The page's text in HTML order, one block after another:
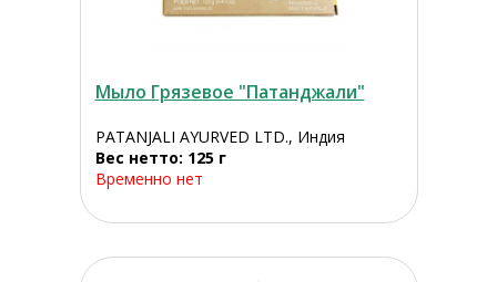
Мыло Грязевое "Патанджали"
PATANJALI AYURVED LTD., Индия
Вес нетто: 125 г
Временно нет